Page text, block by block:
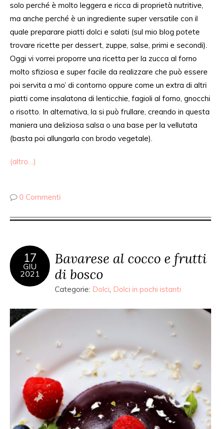
solo perché è molto leggera e ricca di proprietà nutritive,
ma anche perché è un ingrediente super versatile con il
quale preparare piatti dolci e salati (sul mio blog potete
trovare ricette per dessert, zuppe, salse, primi e secondi).
Oggi vi vorrei proporre una ricetta per la zucca al forno
molto sfiziosa e super facile da realizzare che può essere
poi servita a mo’ di contorno oppure come un extra di altri
piatti come insalatona di lenticchie, fagioli al forno, gnocchi
o risotto. In alternativa, la si può frullare, creando in questa
maniera una deliziosa salsa o una base per la vellutata
(basta poi allungarla con brodo vegetale).
(altro…)
0 Commenti
17
GIU
2021
Bavarese al cocco e frutti
di bosco
Categorie: Dolci, Dolci in pochi istanti